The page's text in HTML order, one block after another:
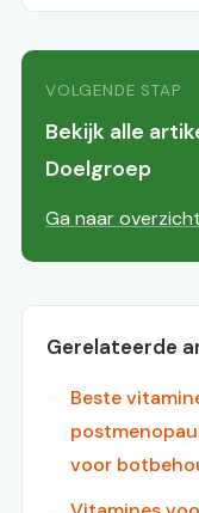
VOLGENDE STAP
Bekijk alle
Doelgroep
Ga naar
Gerelateerde
Beste
voor